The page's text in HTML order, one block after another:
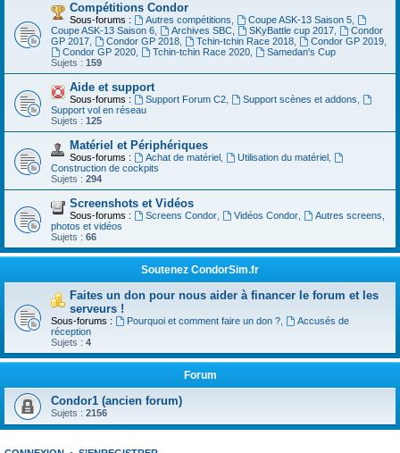
Compétitions Condor
Sous-forums : Autres compétitions Coupe ASK-13 Saison 5,
Coupe ASK-13 Saison 6
Archives SBC, SKyBattle cup 2017,
Condor
GP 2017
Condor GP 2018, Tchin-tchin Race 2018, Condor GP 2019,
Condor GP 2020, Tchin-tchin Race 2020,
Samedan's Cup
Sujets : 159
Aide et support
Sous-forums : Support Forum C2, Support scènes et addons
Support vol en réseau
Sujets : 125
Matériel et Périphériques
Sous-forums : Achat de matériel, Utilisation du matériel,
Construction de cockpits
Sujets : 294
Screenshots et Vidéos
Sous-forums : Screens Condor, Vidéos Condor,
Autres screens,
photos et vidéos
Sujets : 66
Soutenez CondorSim.fr
Faites un don pour nous aider à financer le forum et les
serveurs !
Sous-forums : Pourquoi et comment faire un don ?,
Accusés de
réception
Sujets : 4
Forum
Condor1 (ancien forum)
Sujets : 2156